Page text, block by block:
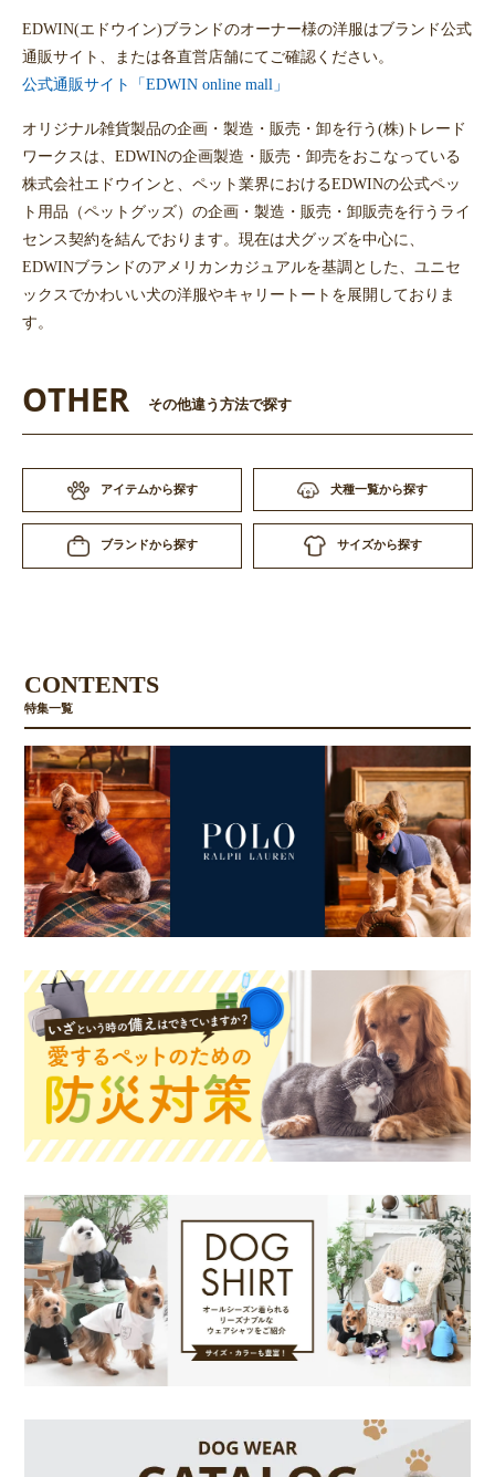
EDWIN(エドウイン)ブランドのオーナー様の洋服はブランド公式
通販サイト、または各直営店舗にてご確認ください。
公式通販サイト「EDWIN online mall」
オリジナル雑貨製品の企画・製造・販売・卸を行う(株)トレード
ワークスは、EDWINの企画製造・販売・卸売をおこなっている
株式会社エドウインと、ペット業界におけるEDWINの公式ペッ
ト用品（ペットグッズ）の企画・製造・販売・卸販売を行うライ
センス契約を結んでおります。現在は犬グッズを中心に、
EDWINブランドのアメリカンカジュアルを基調とした、ユニセ
ックスでかわいい犬の洋服やキャリートートを展開しておりま
す。
OTHER その他違う方法で探す
アイテムから探す 犬種一覧から探す
ブランドから探す サイズから探す
CONTENTS
特集一覧